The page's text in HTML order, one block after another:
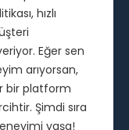
hızlı
Eğer sen
arıyorsan,
bir platform
Şimdi sıra
yaşa!